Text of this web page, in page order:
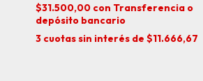
$31.500,00 con Transferencia o
depósito bancario
3 cuotas sin interés de $11.666,67